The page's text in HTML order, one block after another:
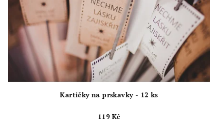
Kartičky na prskavky - 12 ks
119 Kč